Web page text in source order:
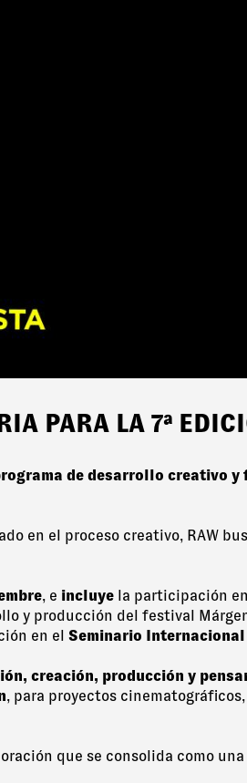
PARA LA 7ª
de desarrollo creativo
en el proceso creativo, RAW
, e incluye la participación en
y producción del festival
en el Seminario Internacional
creación, producción y
, para proyectos
que se consolida como